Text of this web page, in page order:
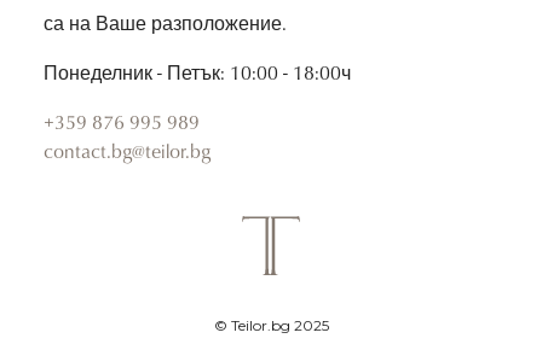
са на Ваше разположение.
Понеделник - Петък: 10:00 - 18:00ч
+359 876 995 989
contact.bg@teilor.bg
© Teilor.bg 2025